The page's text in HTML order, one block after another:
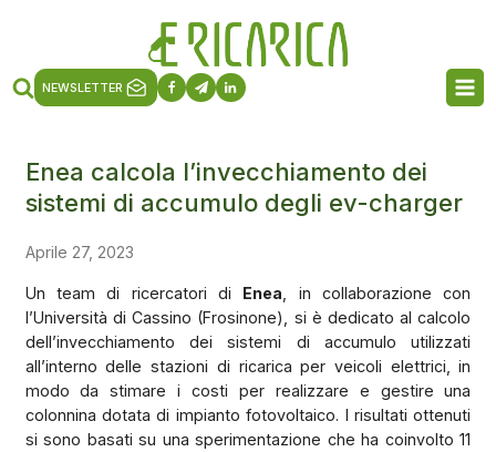
NEWSLETTER
Enea calcola l’invecchiamento dei
sistemi di accumulo degli ev-charger
Aprile 27, 2023
Un team di ricercatori di Enea , in collaborazione con
l’Università di Cassino (Frosinone), si è dedicato al calcolo
dell’invecchiamento dei sistemi di accumulo utilizzati
all’interno delle stazioni di ricarica per veicoli elettrici, in
modo da stimare i costi per realizzare e gestire una
colonnina dotata di impianto fotovoltaico. I risultati ottenuti
si sono basati su una sperimentazione che ha coinvolto 11